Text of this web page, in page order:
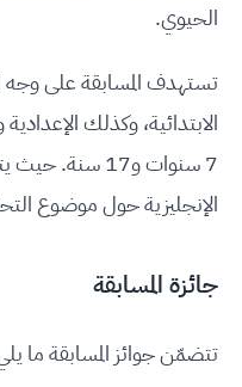
الحيوي.
تستهدف المسابقة على
الابتدائية، وكذلك
7 سنوات و17
الإنجليزية حول موضوع
جائزة المسابقة
تتضمّن جوائز المسابقة ما